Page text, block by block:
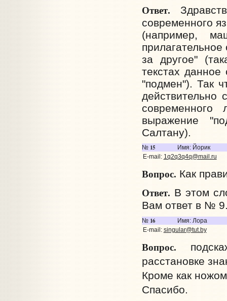
Ответ.
современного
(например,
за другое"
текстах данное
"подмен"). Так
выражение
Салтану).
№15
Имя: Йорик
E-mail: 1q2q3q4q@mail.ru
Вопрос. Как
Ответ. В этом
Вам ответ в №
№16
Имя: Лора
E-mail: singular@tut.by
Вопрос.
расстановке
Кроме как
Спасибо.